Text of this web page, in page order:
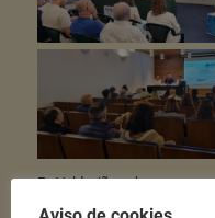
En Valdoviño achegamos
administracións cara a un